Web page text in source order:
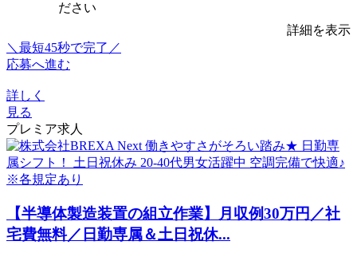
ださい
詳細を表示
＼最短45秒で完了／
応募へ進む
詳しく
見る
プレミア求人
【半導体製造装置の組立作業】月収例30万円／社
宅費無料／日勤専属＆土日祝休...